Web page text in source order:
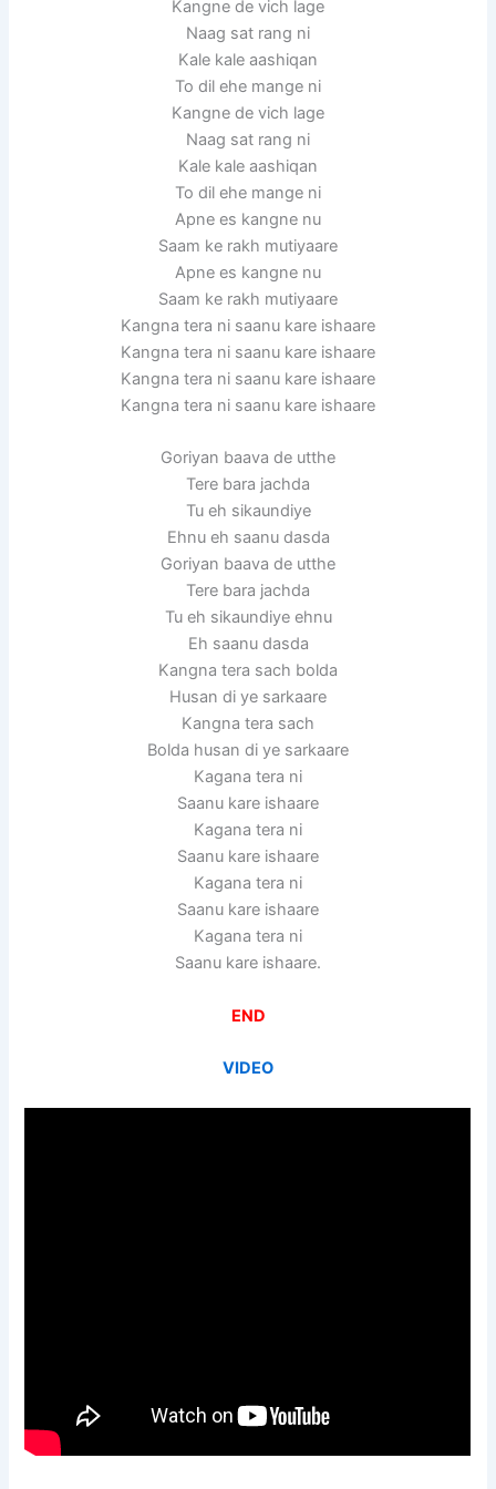
Kangne de vich lage
Naag sat rang ni
Kale kale aashiqan
To dil ehe mange ni
Kangne de vich lage
Naag sat rang ni
Kale kale aashiqan
To dil ehe mange ni
Apne es kangne nu
Saam ke rakh mutiyaare
Apne es kangne nu
Saam ke rakh mutiyaare
Kangna tera ni saanu kare ishaare
Kangna tera ni saanu kare ishaare
Kangna tera ni saanu kare ishaare
Kangna tera ni saanu kare ishaare
Goriyan baava de utthe
Tere bara jachda
Tu eh sikaundiye
Ehnu eh saanu dasda
Goriyan baava de utthe
Tere bara jachda
Tu eh sikaundiye ehnu
Eh saanu dasda
Kangna tera sach bolda
Husan di ye sarkaare
Kangna tera sach
Bolda husan di ye sarkaare
Kagana tera ni
Saanu kare ishaare
Kagana tera ni
Saanu kare ishaare
Kagana tera ni
Saanu kare ishaare
Kagana tera ni
Saanu kare ishaare.
END
VIDEO